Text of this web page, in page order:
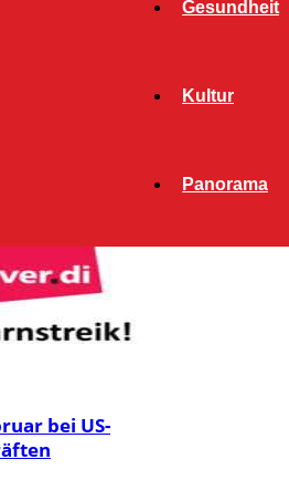
Gesundheit
Kultur
Panorama
bei US-